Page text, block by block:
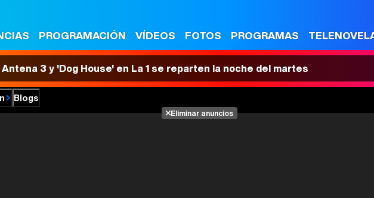
PROGRAMACIÓN VÍDEOS FOTOS PROGRAMAS
3 y 'Dog House' en La 1 se reparten la noche del martes
Blogs
Eliminar anuncios